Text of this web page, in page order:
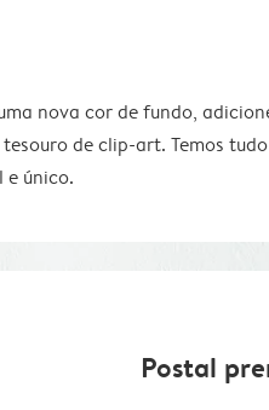
nova cor de fundo,
de clip-art. Temos
e único.
Postal